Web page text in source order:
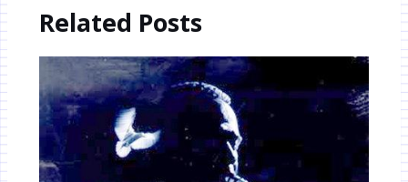
Related Posts